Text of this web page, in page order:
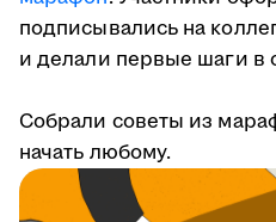
подписывались на
и делали первые шаги в
Собрали советы из
начать любому.